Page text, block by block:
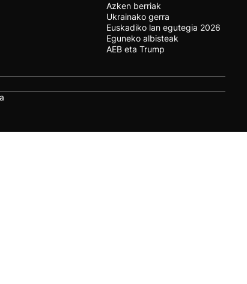
Azken berriak
Ukrainako gerra
Euskadiko lan egutegia 2026
Eguneko albisteak
AEB eta Trump